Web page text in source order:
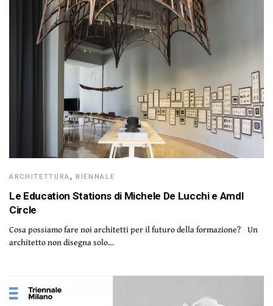
ARCHITETTURA,BIENNALE
Le Education Stations di Michele De Lucchi e Amdl
Circle
Cosa possiamo fare noi architetti per il futuro della formazione? Un
architetto non disegna solo…